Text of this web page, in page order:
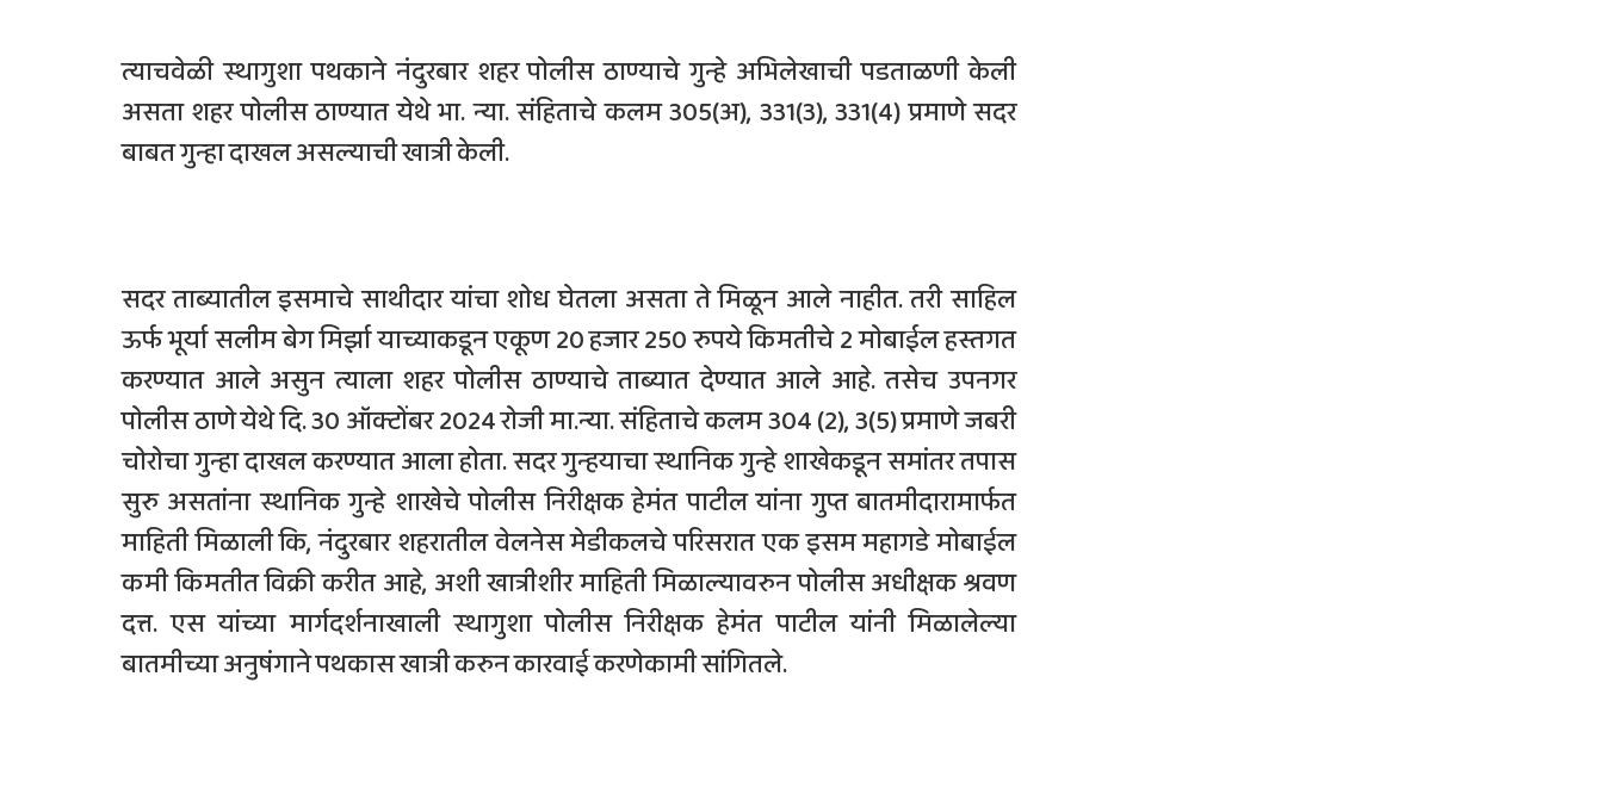
त्याचवेळी स्थागुशा पथकाने नंदुरबार शहर पोलीस ठाण्याचे गुन्हे अभिलेखाची पडताळणी केली
असता शहर पोलीस ठाण्यात येथे भा. न्या. संहिताचे कलम 305(अ), 331(3), 331(4) प्रमाणे सदर
बाबत गुन्हा दाखल असल्याची खात्री केली.
सदर ताब्यातील इसमाचे साथीदार यांचा शोध घेतला असता ते मिळून आले नाहीत. तरी साहिल
ऊर्फ भूर्या सलीम बेग मिर्झा याच्याकडून एकूण 20 हजार 250 रुपये किमतीचे 2 मोबाईल हस्तगत
करण्यात आले असुन त्याला शहर पोलीस ठाण्याचे ताब्यात देण्यात आले आहे. तसेच उपनगर
पोलीस ठाणे येथे दि. 30 ऑक्टोंबर 2024 रोजी मा.न्या. संहिताचे कलम 304 (2), 3(5) प्रमाणे जबरी
चोरोचा गुन्हा दाखल करण्यात आला होता. सदर गुन्हयाचा स्थानिक गुन्हे शाखेकडून समांतर तपास
सुरु असतांना स्थानिक गुन्हे शाखेचे पोलीस निरीक्षक हेमंत पाटील यांना गुप्त बातमीदारामार्फत
माहिती मिळाली कि, नंदुरबार शहरातील वेलनेस मेडीकलचे परिसरात एक इसम महागडे मोबाईल
कमी किमतीत विक्री करीत आहे, अशी खात्रीशीर माहिती मिळाल्यावरुन पोलीस अधीक्षक श्रवण
दत्त. एस यांच्या मार्गदर्शनाखाली स्थागुशा पोलीस निरीक्षक हेमंत पाटील यांनी मिळालेल्या
बातमीच्या अनुषंगाने पथकास खात्री करुन कारवाई करणेकामी सांगितले.